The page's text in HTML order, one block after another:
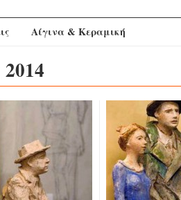
Αίγινα & Κεραμική